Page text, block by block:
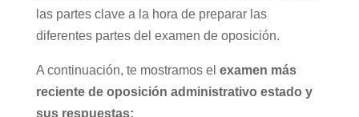
las partes clave a la hora de preparar las
diferentes partes del examen de oposición.
A continuación, te mostramos el examen más
reciente de oposición administrativo estado y
sus respuestas: